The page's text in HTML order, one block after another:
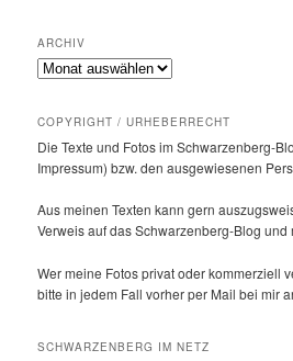
ARCHIV
Archiv
COPYRIGHT / URHEBERRECHT
Die Texte und Fotos im Schwarzenberg-
Impressum) bzw. den ausge­wie­senen
Aus meinen Texten kann gern
Verweis auf das Schwarzenberg-Blog und
Wer meine Fotos privat oder kommer­ziell
bitte in jedem Fall vorher per Mail bei mir
SCHWARZENBERG IM NETZ